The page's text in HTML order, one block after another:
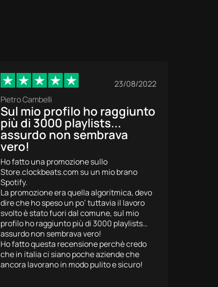
23/08/2022
Pietro Cambelli
Sul mio profilo ho raggiunto
più di 3000 playlists...
assurdo non sembrava
vero!
Ho fatto una promozione sullo
Store.clockbeats.com su un mio brano
Spotify.
La promozione era quella algoritmica, devo
dire che ho speso un po’ tuttavia il lavoro
svolto è stato fuori dal comune, sul mio
profilo ho raggiunto più di 3000 playlists…
assurdo non sembrava vero!
Ho fatto questa recensione perchè credo
che in italia ci siano poche aziende che
ancora lavorano in modo pulito e sicuro!